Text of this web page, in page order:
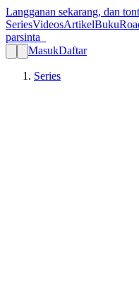
Langganan sekarang, dan
SeriesVideosArtikelBuku
parsinta_
MasukDaftar
Series